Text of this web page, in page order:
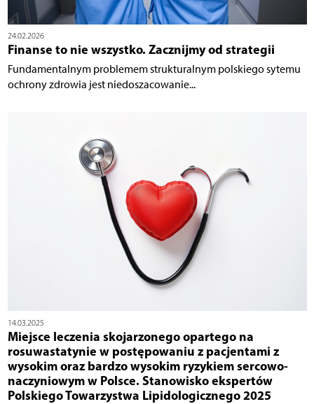
24.02.2026
Finanse to nie wszystko. Zacznijmy od strategii
Fundamentalnym problemem strukturalnym polskiego sytemu
ochrony zdrowia jest niedoszacowanie...
14.03.2025
Miejsce leczenia skojarzonego opartego na
rosuwastatynie w postępowaniu z pacjentami z
wysokim oraz bardzo wysokim ryzykiem sercowo-
naczyniowym w Polsce. Stanowisko ekspertów
Polskiego Towarzystwa Lipidologicznego 2025